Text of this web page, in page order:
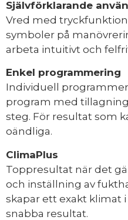
Självförklarande
Vred med
symboler på
arbeta intuitivt och
Enkel programmering
Individuell
program med
steg. För resultat som
oändliga.
ClimaPlus
Toppresultat när det
och inställning av
skapar ett exakt klimat
snabba resultat.